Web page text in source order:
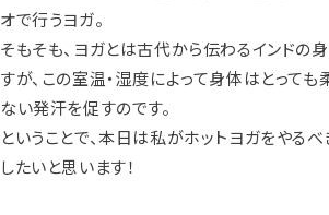
オで行うヨガ。
そもそも、ヨガとは古代から伝わるインドの
すが、この室温・湿度によって身体はとっても
ない発汗を促すのです。
ということで、本日は私がホットヨガをやる
したいと思います！